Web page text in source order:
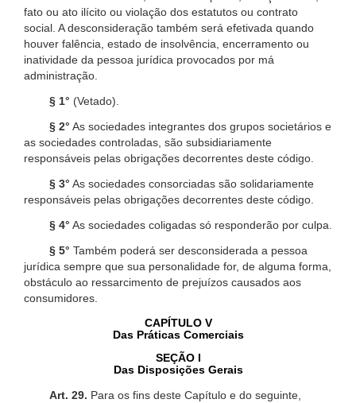
fato ou ato ilícito ou violação dos estatutos ou contrato
social. A desconsideração também será efetivada quando
houver falência, estado de insolvência, encerramento ou
inatividade da pessoa jurídica provocados por má
administração.
§ 1° (Vetado).
§ 2° As sociedades integrantes dos grupos societários e
as sociedades controladas, são subsidiariamente
responsáveis pelas obrigações decorrentes deste código.
§ 3° As sociedades consorciadas são solidariamente
responsáveis pelas obrigações decorrentes deste código.
§ 4° As sociedades coligadas só responderão por culpa.
§ 5° Também poderá ser desconsiderada a pessoa
jurídica sempre que sua personalidade for, de alguma forma,
obstáculo ao ressarcimento de prejuízos causados aos
consumidores.
CAPÍTULO V
Das Práticas Comerciais
SEÇÃO I
Das Disposições Gerais
Art. 29. Para os fins deste Capítulo e do seguinte,